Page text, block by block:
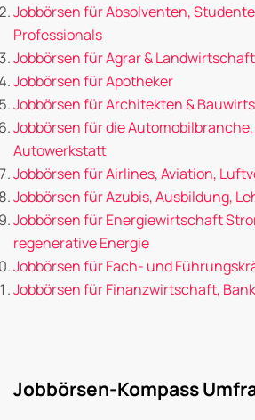
Jobbörsen für Absolventen,
Professionals
Jobbörsen für Agrar & Landwirtschaft
Jobbörsen für Apotheker
Jobbörsen für Architekten &
Jobbörsen für die
Autowerkstatt
Jobbörsen für Airlines, Aviation,
Jobbörsen für Azubis, Ausbildung,
Jobbörsen für Energiewirtschaft
regenerative Energie
Jobbörsen für Fach- und
Jobbörsen für Finanzwirtschaft,
Jobbörsen-Kompass